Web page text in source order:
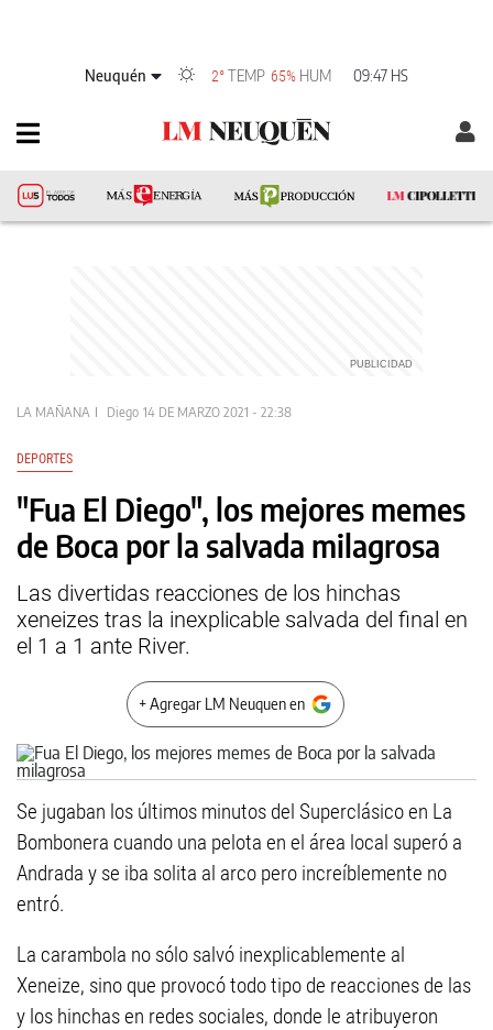
Neuquén 2°TEMP 65% HUM 09:47 HS
LA MAÑANA Diego 14 DE MARZO 2021 - 22:38
DEPORTES
"Fua El Diego", los mejores memes
de Boca por la salvada milagrosa
Las divertidas reacciones de los hinchas
xeneizes tras la inexplicable salvada del final en
el 1 a 1 ante River.
+ Agregar LM Neuquen en
Se jugaban los últimos minutos del Superclásico en La
Bombonera cuando una pelota en el área local superó a
Andrada y se iba solita al arco pero increíblemente no
entró.
La carambola no sólo salvó inexplicablemente al
Xeneize, sino que provocó todo tipo de reacciones de las
y los hinchas en redes sociales, donde le atribuyeron